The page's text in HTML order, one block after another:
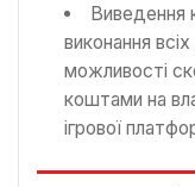
Виведення
виконання
можливості
коштами на
ігрової